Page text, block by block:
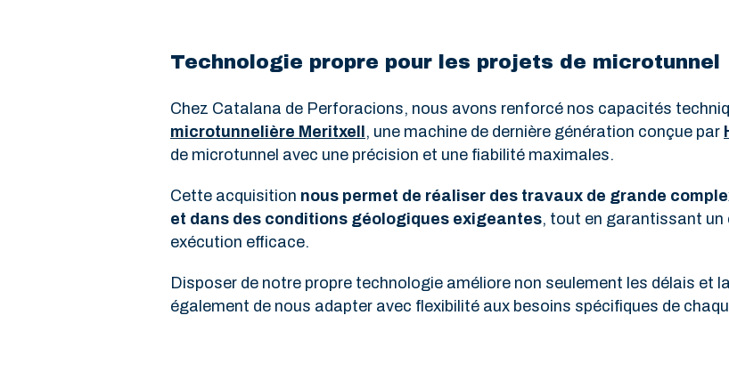
Technologie propre pour les projets de microtunnel
Chez Catalana de Perforacions, nous avons renforcé nos capacités
microtunnelière Meritxell , une machine de dernière génération conçue par
de microtunnel avec une précision et une fiabilité maximales.
Cette acquisition nous permet de réaliser des travaux de grande
et dans des conditions géologiques exigeantes, tout en garantissant
exécution efficace.
Disposer de notre propre technologie améliore non seulement les délais et
également de nous adapter avec flexibilité aux besoins spécifiques de